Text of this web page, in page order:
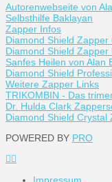
Autorenwebseite von
Selbsthilfe Baklayan
Zapper Infos
Diamond Shield Zapper
Diamond Shield Zapper
Sanfes Heilen von Alan
Diamond Shield
Weitere Zapper Links
TRIKOMBIN - Das
Dr. Hulda Clark
Diamond Shield Crystal
POWERED BY PRO